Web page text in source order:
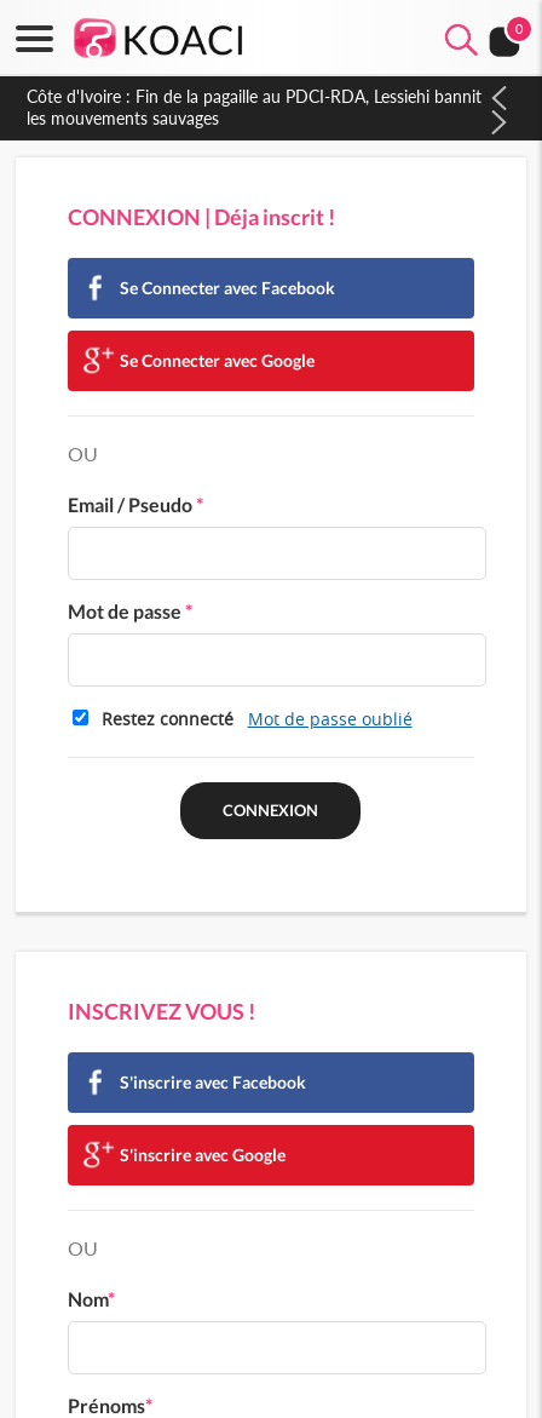
0
Côte d'Ivoire : Fin de la pagaille au PDCI-RDA, Lessiehi bannit
les mouvements sauvages
CONNEXION | Déja inscrit !
Se Connecter avec Facebook
Se Connecter avec Google
OU
Email / Pseudo*
Mot de passe *
Restez connecté Mot de passe oublié
INSCRIVEZ VOUS !
S'inscrire avec Facebook
S'inscrire avec Google
OU
Nom*
Prénoms*